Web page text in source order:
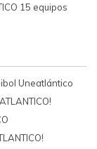
15 equipos
Uneatlántico